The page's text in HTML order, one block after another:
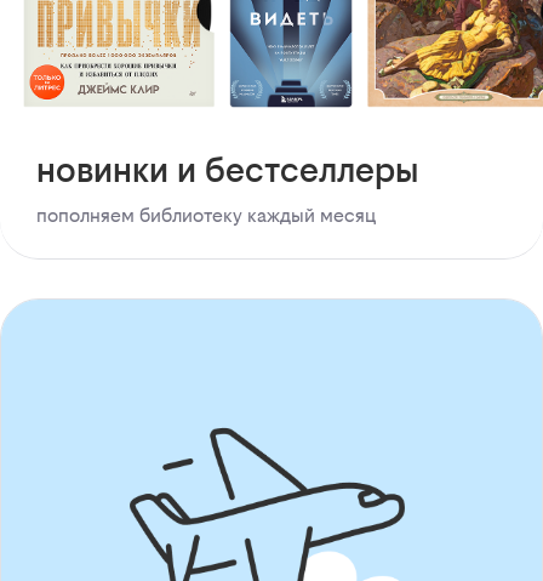
новинки и бестселлеры
пополняем библиотеку каждый месяц